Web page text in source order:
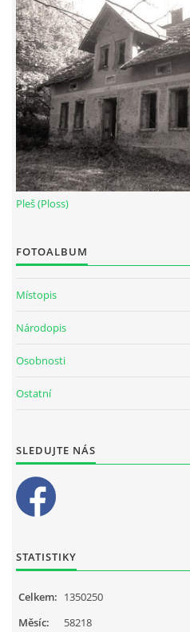
Pleš (Ploss)
FOTOALBUM
Místopis
Národopis
Osobnosti
Ostatní
SLEDUJTE NÁS
STATISTIKY
Celkem: 1350250
Měsíc:
58218